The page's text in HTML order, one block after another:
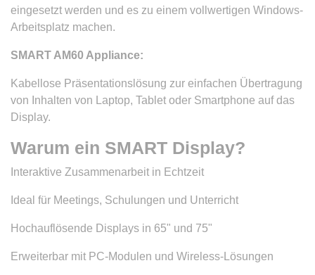
eingesetzt werden und es zu einem vollwertigen Windows-
Arbeitsplatz machen.
SMART AM60 Appliance:
Kabellose Präsentationslösung zur einfachen Übertragung
von Inhalten von Laptop, Tablet oder Smartphone auf das
Display.
Warum ein SMART Display?
Interaktive Zusammenarbeit in Echtzeit
Ideal für Meetings, Schulungen und Unterricht
Hochauflösende Displays in 65" und 75"
Erweiterbar mit PC-Modulen und Wireless-Lösungen